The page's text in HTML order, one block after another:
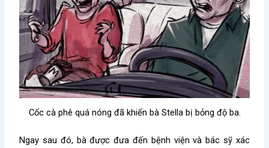
Cốc cà phê quá nóng đã khiến bà Stella bị bỏng độ ba.
Ngay sau đó, bà được đưa đến bệnh viện và bác sỹ xác